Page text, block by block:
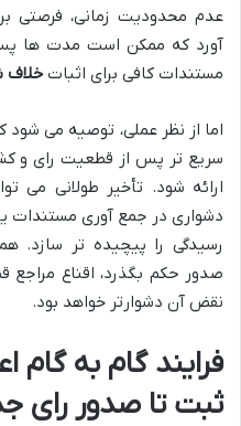
عدم محدودیت زمانی، فرصتی
آورد که ممکن است مدت ها
مستندات کافی برای اثبات خلاف
سریع تر پس از قطعیت رای و
ارائه شود. تأخیر طولانی می
دشواری در جمع آوری مستندات
رسیدگی را پیچیده تر سازد.
صدور حکم بگذرد، اقناع
نقض آن دشوارتر خواهد بود.
ثبت تا صدور رای